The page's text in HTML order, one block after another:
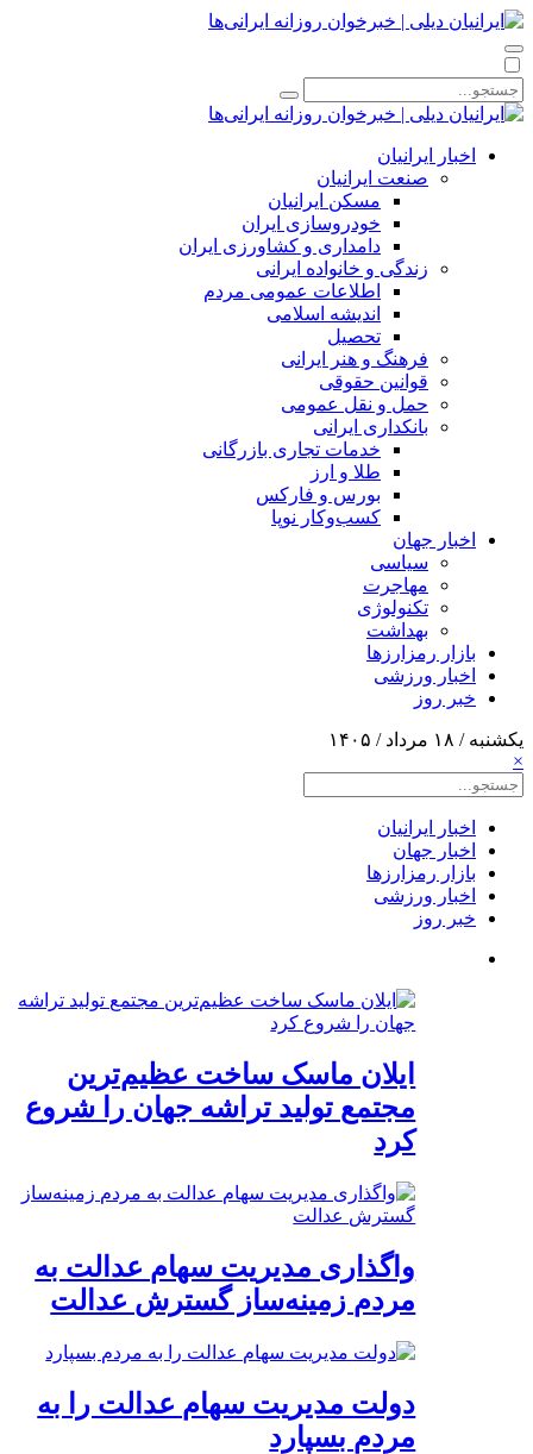
اخبار ایرانیان
صنعت ایرانیان
مسکن ایرانیان
خودروسازی ایران
دامداری و کشاورزی ایران
زندگی و خانواده ایرانی
اطلاعات عمومی مردم
اندیشه اسلامی
تحصیل
فرهنگ و هنر ایرانی
قوانین حقوقی
حمل و نقل عمومی
بانکداری ایرانی
خدمات تجاری بازرگانی
طلا و ارز
بورس و فارکس
کسب‌وکار نوپا
اخبار جهان
سیاسی
مهاجرت
تکنولوژی
بهداشت
بازار رمزارزها
اخبار ورزشی
خبر روز
یکشنبه / ۱۸ مرداد / ۱۴۰۵
×
اخبار ایرانیان
اخبار جهان
بازار رمزارزها
اخبار ورزشی
خبر روز
ایلان ماسک ساخت عظیم‌ترین
مجتمع تولید تراشه جهان را شروع
کرد
واگذاری مدیریت سهام عدالت به
مردم زمینه‌ساز گسترش عدالت
دولت مدیریت سهام عدالت را به
مردم بسپارد